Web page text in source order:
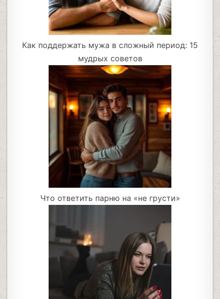
Как поддержать мужа в сложный период: 15
мудрых советов
Что ответить парню на «не грусти»